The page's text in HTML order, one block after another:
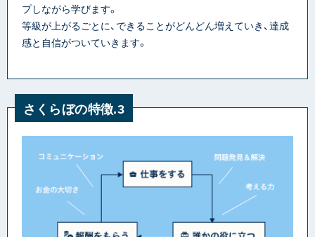
プしながら学びます。
等級が上がるごとに、できることがどんどん増えていき、達成
感と自信がついていきます。
さくらぼの特徴.3